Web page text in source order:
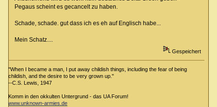
Pegaus scheint es gecancelt zu haben.
Schade, schade. gut dass ich es eh auf Englisch habe...
Mein Schatz....
Gespeichert
"When I became a man, I put away childish things, including the fear of being
childish, and the desire to be very grown up."
--C.S. Lewis, 1947
Komm in den okkulten Untergrund - das UA Forum!
www.unknown-armies.de